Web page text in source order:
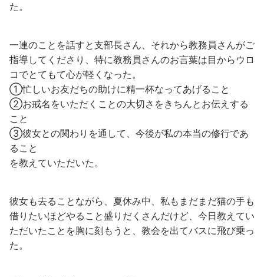
た。
一連のことを話すと支部長さん、それから教務員さんがご
指導してくださり、特に教務員さんのお言葉は目からウロ
コでとてもて心が軽くなった。
①忙しいお友だちの助けに精一杯なってあげること
②お戒名をいただくことの大切さをきちんとお伝えする
こと
③彼女との関わりを通して、今後が私の本当の修行であ
ること
を教えていただいた。
彼女も去ることながら、夏休み中、私もまだまだ猫の手も
借りたいほどやること盛りだくさんだけど、今日教えてい
ただいたことを胸に刻もうと、教会を出てバスに飛び乗っ
た。